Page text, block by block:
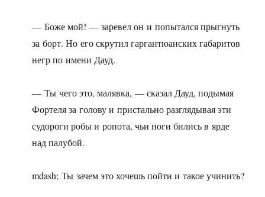
— Боже мой! — заревел он и попытался прыгнуть
за борт. Но его скрутил гаргантюанских габаритов
негр по имени Дауд.
— Ты чего это, малявка, — сказал Дауд, подымая
Фортеля за голову и пристально разглядывая эти
судороги робы и ропота, чьи ноги бились в ярде
над палубой.
mdash; Ты зачем это хочешь пойти и такое учинить?